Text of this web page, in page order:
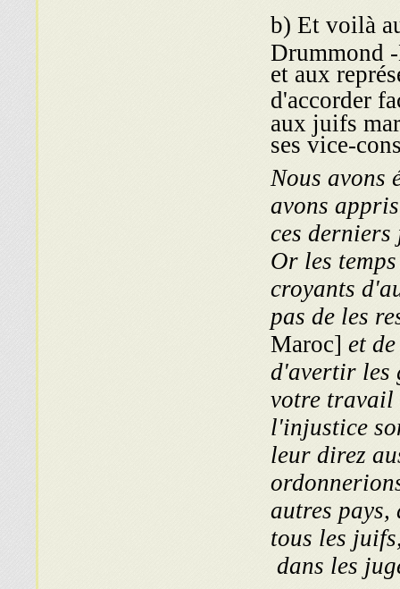
b) Et voilà
Drummond -
et aux
d'accorder
aux juifs
ses vice-
« Nous
avons
ces
Or les
croyants
pas de les
Maroc] et
d'avertir les
votre travail
l'injustice
leur direz
autres
tous les
dans les